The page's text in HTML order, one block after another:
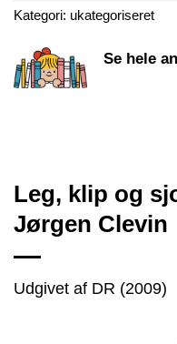
Kategori: ukategoriseret
Se hele
Leg, klip og
Jørgen Clevin
Udgivet af DR (2009)